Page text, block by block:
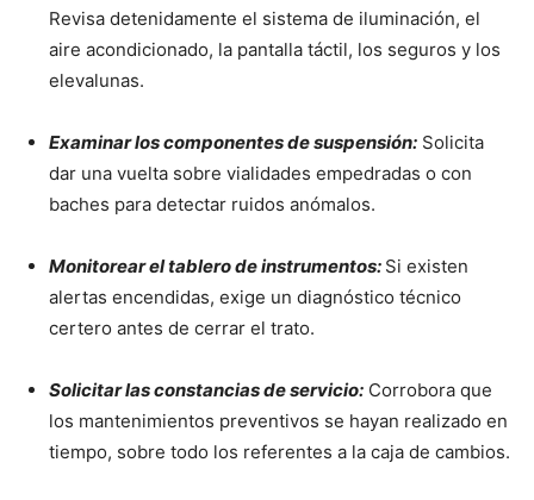
Revisa detenidamente el sistema de iluminación, el
aire acondicionado, la pantalla táctil, los seguros y los
elevalunas.
Examinar los componentes de suspensión: Solicita
dar una vuelta sobre vialidades empedradas o con
baches para detectar ruidos anómalos.
Monitorear el tablero de instrumentos: Si existen
alertas encendidas, exige un diagnóstico técnico
certero antes de cerrar el trato.
Solicitar las constancias de servicio: Corrobora que
los mantenimientos preventivos se hayan realizado en
tiempo, sobre todo los referentes a la caja de cambios.